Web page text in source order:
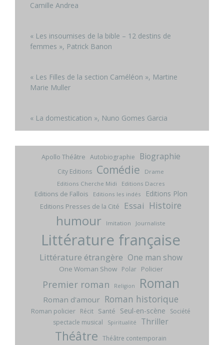
Camille Andrea
« Les insoumises de la bible – 12 destins de
femmes », Patrick Banon
« Les Filles de la section Caméléon », Martine
Marie Muller
« La domestication », Nuno Gomes Garcia
Apollo Théâtre Autobiographie Biographie
City Editions Comédie
Drame
Editions Cherche Midi
Editions Dacres
Editions de Fallois Editions les indés Editions Plon
Editions Presses de la Cité Essai Histoire
humour Imitation Journaliste
Littérature française
Littérature étrangère One man show
One Woman Show Polar Policier
Premier roman Religion Roman
Roman d'amour Roman historique
Roman policier Récit Santé Seul-en-scène
Société
spectacle musical
Spiritualité Thriller
Théâtre Théâtre contemporain